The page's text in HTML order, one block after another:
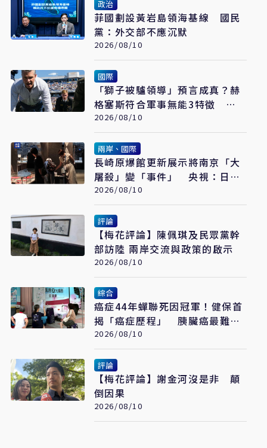
政治
菲國劃設黃岩島領海基線 國民
黨：外交部不應沉默
2026/08/10
國際
「獅子被驢領導」預言成真？赫
格塞斯符合軍事無能3特徵
《軍事無能心理學》半世紀後受
矚目
2026/08/10
兩岸、國際
長崎原爆館更新展示將南京「大
屠殺」變「事件」 央視：日本
又在偷改歷史
2026/08/10
評論
【梅花評論】陳佩琪及民眾黨幹
部訪陸 兩岸交流與政策的啟示
2026/08/10
綜合
癌症44年蟬聯死因冠軍！健保首
揭「癌症歷程」 胰臟癌最難
治、肺癌驚見院際差41.8個百分
點
2026/08/10
評論
【梅花評論】謝金河沒是非 顛
倒因果
2026/08/10